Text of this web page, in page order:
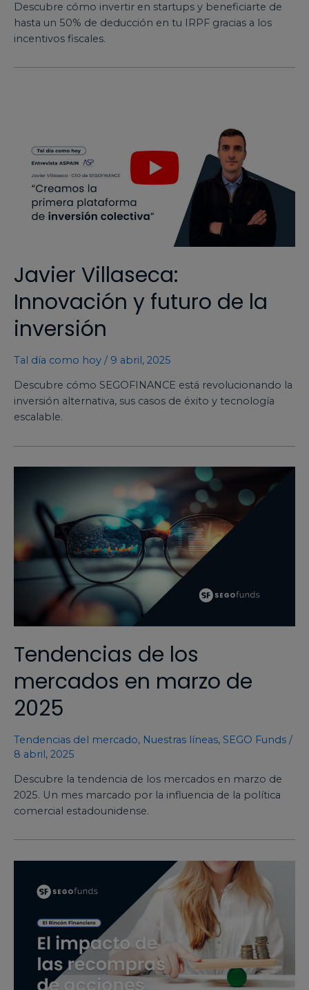
Descubre cómo invertir en startups y beneficiarte de
hasta un 50% de deducción en tu IRPF gracias a los
incentivos fiscales.
Javier Villaseca:
Innovación y futuro de la
inversión
Tal día como hoy / 9 abril, 2025
Descubre cómo SEGOFINANCE está revolucionando la
inversión alternativa, sus casos de éxito y tecnología
escalable.
Tendencias de los
mercados en marzo de
2025
Tendencias del mercado, Nuestras líneas, SEGO Funds /
8 abril, 2025
Descubre la tendencia de los mercados en marzo de
2025. Un mes marcado por la influencia de la política
comercial estadounidense.